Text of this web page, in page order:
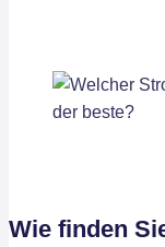
Wie finden